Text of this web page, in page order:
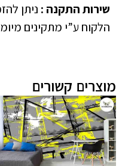
שירות התקנה : ניתן
הלקוח ע”י מתקינים
מוצרים קשורים